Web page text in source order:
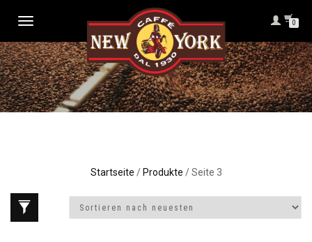
NAVIGATION
0
Startseite / Produkte / Seite 3